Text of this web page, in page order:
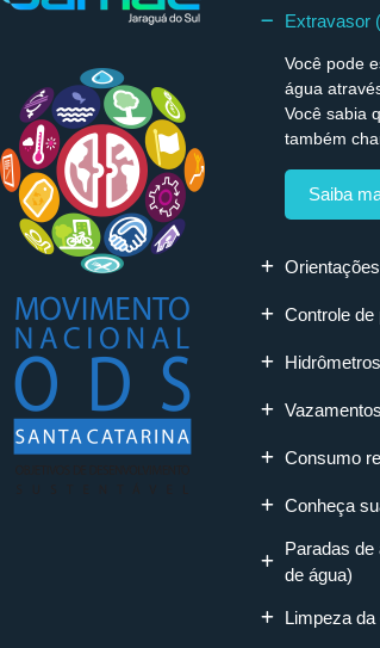
Extravasor
Você pode
água
Você sabia
também
Saiba
Controle de
Hidrômetros
Vazamentos
Consumo
Conheça
Paradas de
de água)
Limpeza